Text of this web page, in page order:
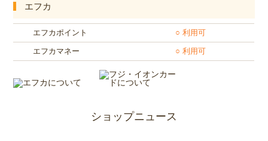
エフカ
エフカポイント ○ 利用可
エフカマネー ○ 利用可
ショップニュース